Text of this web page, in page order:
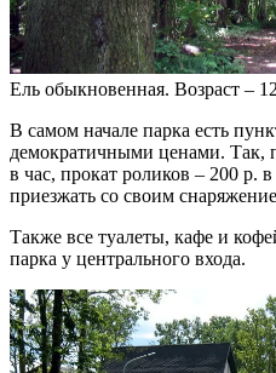
Ель обыкновенная. Возраст –
В самом начале парка есть
демократичными ценами. Так,
в час, прокат роликов – 200 р.
приезжать со своим
Также все туалеты, кафе и
парка у центрального входа.